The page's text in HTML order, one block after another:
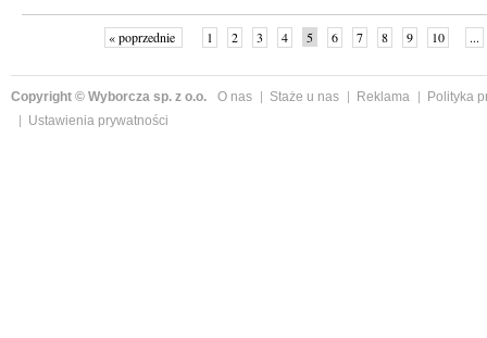
« poprzednie 1 2 3 4 5 6 7 8 9 10 ...
Copyright © Wyborcza sp. z o.o. O nas Staże u nas Reklama
Polityka
Ustawienia prywatności